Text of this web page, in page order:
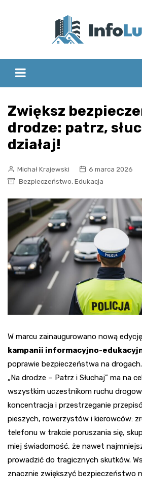
Zwiększ
drodze: patrz,
działaj!
Michał Krajewski
6 marca 2026
Bezpieczeństwo, Edukacja
W marcu zainaugurowano nową edycję
kampanii informacyjno-
poprawie bezpieczeństwa na
„Na drodze – Patrz i Słuchaj” ma na
wszystkim uczestnikom ruchu
koncentracja i przestrzeganie
pieszych, rowerzystów i kierowców:
telefonu w trakcie poruszania się,
miej świadomość, że nawet
prowadzić do tragicznych skutków.
znacznie zwiększyć bezpieczeństwo